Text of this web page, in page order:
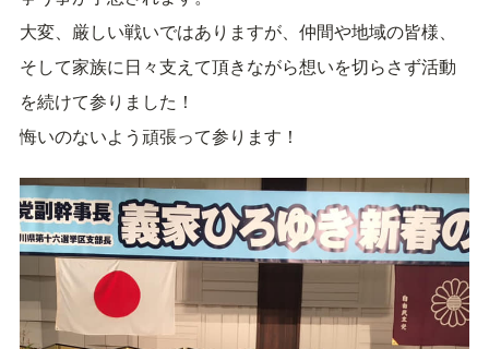
大変、厳しい戦いではありますが、仲間や地域の皆様、
そして家族に日々支えて頂きながら想いを切らさず活動
を続けて参りました！
悔いのないよう頑張って参ります！